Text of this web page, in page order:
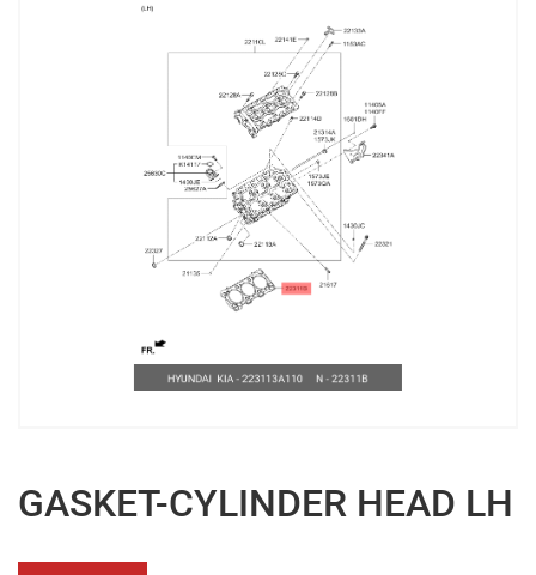
GASKET-CYLINDER HEAD LH